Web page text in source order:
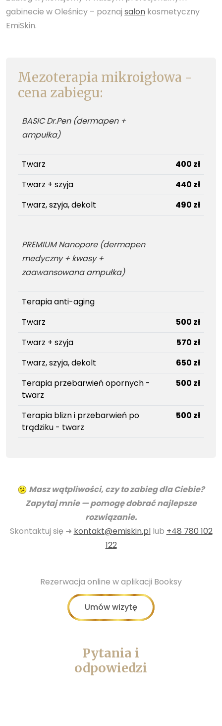
gabinecie w Oleśnicy – poznaj salon kosmetyczny
EmiSkin.
Mezoterapia mikroigłowa -
cena zabiegu:
BASIC Dr.Pen (dermapen +
ampułka)
Twarz
400 zł
Twarz + szyja
440 zł
Twarz, szyja, dekolt
490 zł
PREMIUM Nanopore (dermapen
medyczny + kwasy +
zaawansowana ampułka)
Terapia anti-aging
Twarz
500 zł
Twarz + szyja
570 zł
Twarz, szyja, dekolt
650 zł
Terapia przebarwień opornych -
twarz
500 zł
Terapia blizn i przebarwień po
trądziku - twarz
500 zł
Masz wątpliwości, czy to zabieg dla Ciebie?
Zapytaj mnie — pomogę dobrać najlepsze
rozwiązanie.
Skontaktuj się ➜ kontakt@emiskin.pllub +48 780 102
122
Rezerwacja online w aplikacji Booksy
Umów wizytę
Pytania i
odpowiedzi